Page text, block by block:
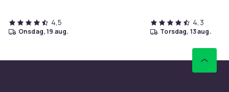
3c1baa10-a991-5bb9-8e51-3f6eda7c1a9f
4,5
onsdag, 19 aug.
4,3
torsdag, 13 aug.